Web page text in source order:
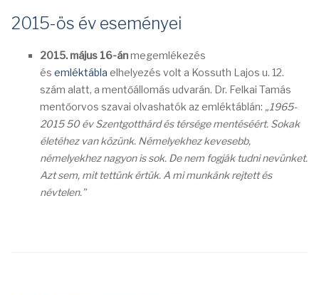
2015-ös év eseményei
2015. május 16-ánmegemlékezés
és emléktábla elhelyezés volt a Kossuth Lajos u. 12.
szám alatt, a mentőállomás udvarán. Dr. Felkai Tamás
mentőorvos szavai olvashatók az emléktáblán: „1965-
2015 50 év Szentgotthárd és térsége mentéséért. Sokak
életéhez van közünk. Némelyekhez kevesebb,
némelyekhez nagyon is sok. De nem fogják tudni nevünket.
Azt sem, mit tettünk értük. A mi munkánk rejtett és
névtelen.”